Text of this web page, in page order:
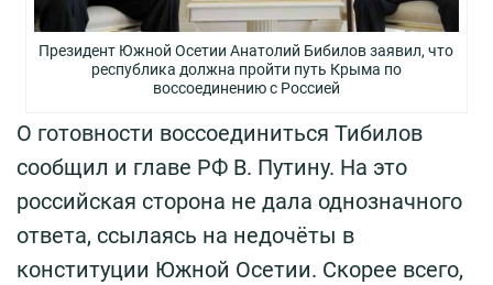
Президент Южной Осетии Анатолий Бибилов заявил, что
республика должна пройти путь Крыма по
воссоединению с Россией
О готовности воссоединиться Тибилов
сообщил и главе РФ В. Путину. На это
российская сторона не дала однозначного
ответа, ссылаясь на недочёты в
конституции Южной Осетии. Скорее всего,